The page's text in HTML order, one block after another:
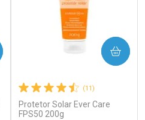
(11)
Protetor Solar Ever Care
FPS50 200g
COMPRAR